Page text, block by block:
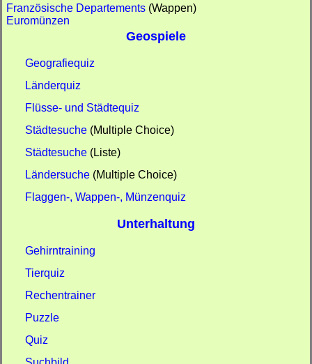
Französische Departements(Wappen)
Euromünzen
Geospiele
Geografiequiz
Länderquiz
Flüsse- und Städtequiz
Städtesuche(Multiple Choice)
Städtesuche(Liste)
Ländersuche(Multiple Choice)
Flaggen-, Wappen-, Münzenquiz
Unterhaltung
Gehirntraining
Tierquiz
Rechentrainer
Puzzle
Quiz